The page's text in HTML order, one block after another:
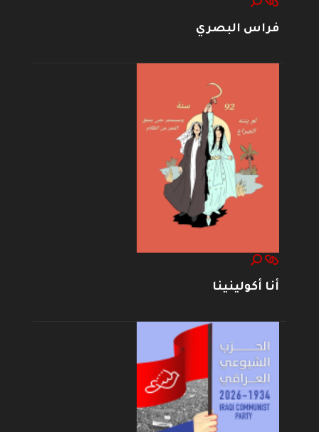
فراس البصري
أنا أكولينينا